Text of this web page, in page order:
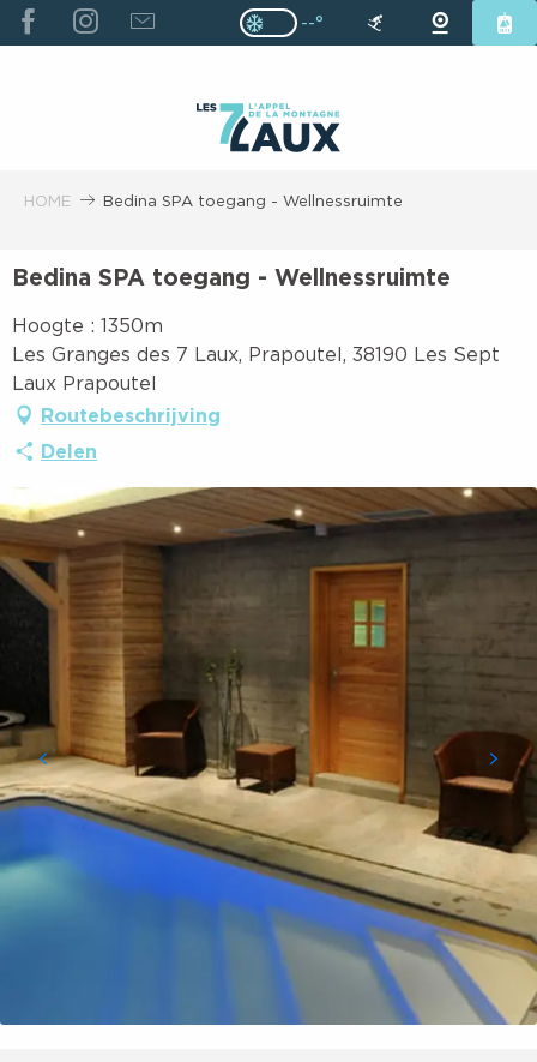
ALLER
AU
Page D’accueil Actuelle Hiver :
Page D’accueil Actuelle
--°
HOME Bedina SPA toegang - Wellnessruimte
Bedina SPA toegang - Wellnessruimte
Hoogte : 1350m
Les Granges des 7 Laux, Prapoutel, 38190 Les Sept
Laux Prapoutel
Routebeschrijving
Delen